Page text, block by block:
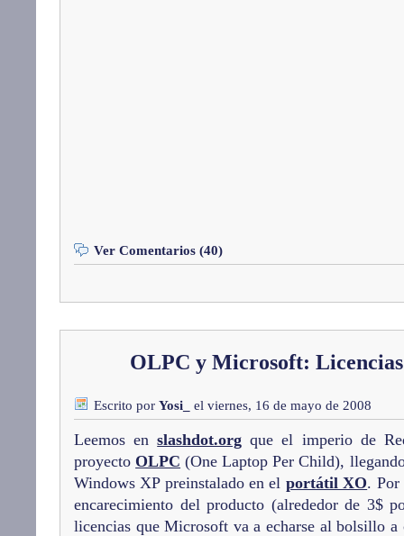
Ver Comentarios (40)
OLPC y Microsoft:
Escrito por Yosi_ el viernes, 16 de mayo de 2008
Leemos enslashdot.org que el imperio de
proyecto OLPC (One Laptop Per Child),
Windows XP preinstalado en el portátil XO. Por
encarecimiento del producto (alrededor de 3$
licencias que Microsoft va a echarse al bolsillo a